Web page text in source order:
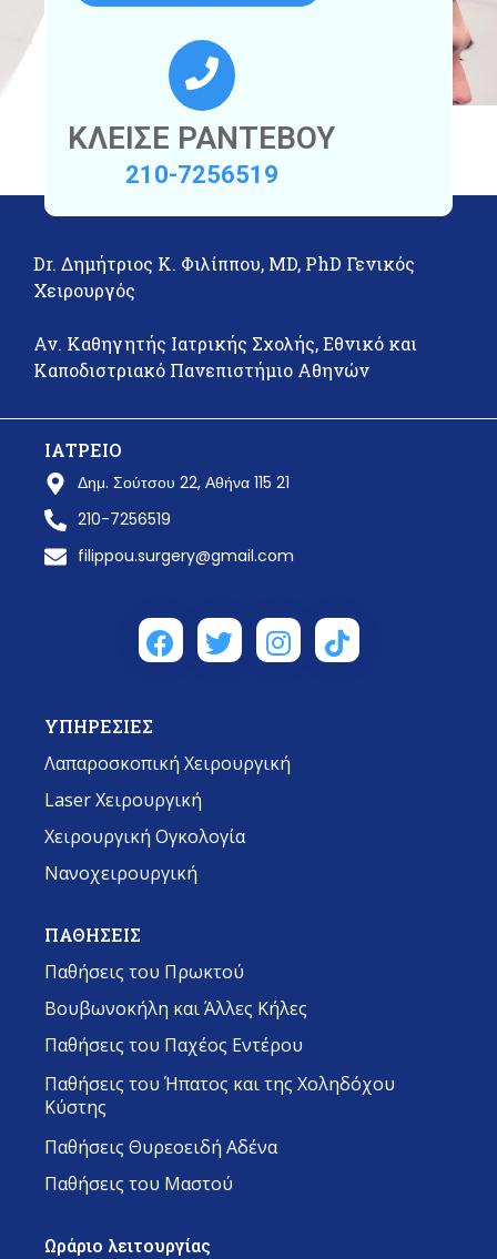
ΚΛΕΙΣΕ ΡΑΝΤΕΒΟΥ
210-7256519
Dr. Δημήτριος Κ. Φιλίππου, MD, PhD Γενικός
Χειρουργός
Αν. Καθηγητής Ιατρικής Σχολής, Εθνικό και
Καποδιστριακό Πανεπιστήμιο Αθηνών
ΙΑΤΡΕΙΟ
Δημ. Σούτσου 22, Αθήνα 115 21
210-7256519
filippou.surgery@gmail.com
ΥΠΗΡΕΣΙΕΣ
Λαπαροσκοπική Χειρουργική
Laser Χειρουργική
Χειρουργική Ογκολογία
Νανοχειρουργική
ΠΑΘΗΣΕΙΣ
Παθήσεις του Πρωκτού
Βουβωνοκήλη και Άλλες Κήλες
Παθήσεις του Παχέος Εντέρου
Παθήσεις του Ήπατος και της Χοληδόχου
Κύστης
Παθήσεις Θυρεοειδή Αδένα
Παθήσεις του Μαστού
Ωράριο λειτουργίας